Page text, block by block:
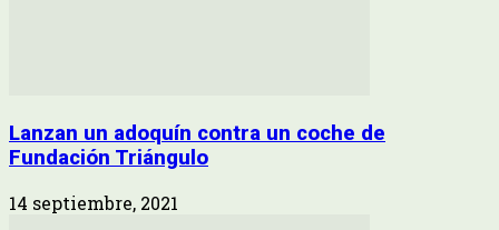
Lanzan un adoquín contra un coche de
Fundación Triángulo
14 septiembre, 2021